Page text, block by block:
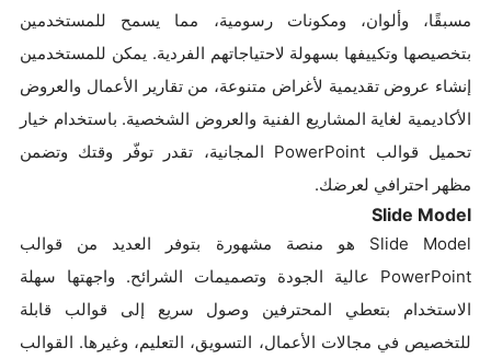
مسبقًا، وألوان، ومكونات رسومية، مما يسمح للمستخدمين
بتخصيصها وتكييفها بسهولة لاحتياجاتهم الفردية. يمكن للمستخدمين
إنشاء عروض تقديمية لأغراض متنوعة، من تقارير الأعمال والعروض
الأكاديمية لغاية المشاريع الفنية والعروض الشخصية. باستخدام خيار
تحميل قوالب PowerPoint المجانية، تقدر توفّر وقتك وتضمن
مظهر احترافي لعرضك.
Slide Model
Slide Model هو منصة مشهورة بتوفر العديد من قوالب
PowerPoint عالية الجودة وتصميمات الشرائح. واجهتها سهلة
الاستخدام بتعطي المحترفين وصول سريع إلى قوالب قابلة
للتخصيص في مجالات الأعمال، التسويق، التعليم، وغيرها. القوالب